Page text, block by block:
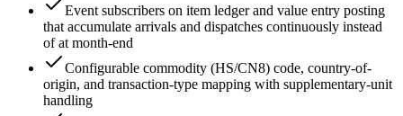
Event subscribers on item ledger and value entry posting
that accumulate arrivals and dispatches continuously instead
of at month-end
Configurable commodity (HS/CN8) code, country-of-
origin, and transaction-type mapping with supplementary-unit
handling